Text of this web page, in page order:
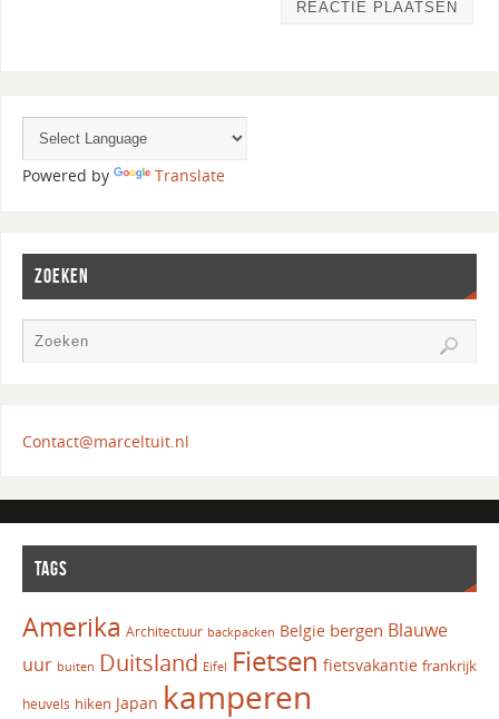
Powered by Translate
ZOEKEN
Contact@marceltuit.nl
TAGS
Amerika Architectuur backpacken Belgie bergen Blauwe
uur buiten Duitsland Eifel Fietsen fietsvakantie frankrijk
heuvels hiken Japan kamperen